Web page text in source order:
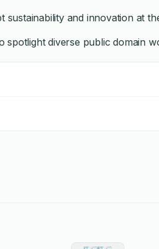
sustainability and innovation at
spotlight diverse public